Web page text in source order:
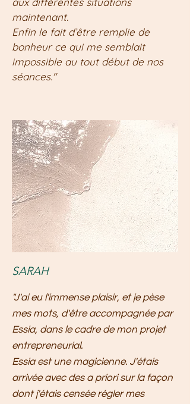
maintenant.
Enfin le fait d’être remplie de
bonheur ce qui me semblait
impossible au tout début de nos
séances."
SARAH
"J'ai eu l'immense plaisir, et je pèse
mes mots, d'être accompagnée par
Essia, dans le cadre de mon projet
entrepreneurial.
Essia est une magicienne. J'étais
arrivée avec des a priori sur la façon
dont j'étais censée régler mes